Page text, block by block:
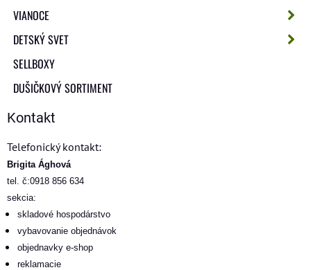
VIANOCE
DETSKÝ SVET
SELLBOXY
DUŠIČKOVÝ SORTIMENT
Kontakt
Telefonický kontakt:
Brigita Ághová
tel. č:0918 856 634
sekcia:
skladové hospodárstvo
vybavovanie objednávok
objednavky e-shop
reklamacie